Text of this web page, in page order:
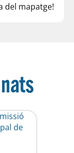
del mapatge!